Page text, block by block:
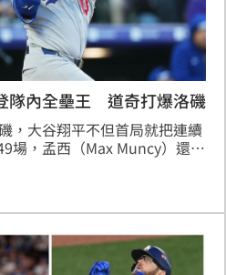
要掮客？新北議員：又是中國
向日本 恐從東北登陸穿越本州
獎直播中 20:31
小時直播 15:27
聞台線上直播
新刮刮樂千萬頭獎超「爸」氣
隊內全壘王 道奇打爆洛磯
，大谷翔平不但首局就把連續
場，孟西（Max Muncy）還單
。